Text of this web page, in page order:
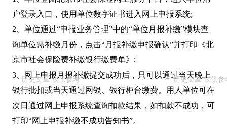
户登录入口，使用单位数字证书进入网上申报系统;
2、单位通过“申报业务管理”中的“单位月报补缴”模块查
询单位需补缴月份，点击“月报补缴申报确认”并打印《北
京市社会保险费补缴银行缴费单》;
3、网上申报月报补缴提交成功后，只可以通过当天晚上
银行批扣或当天通过网银、银行柜台缴费。用人单位可在
次日通过网上申报系统查询扣款结果，如扣款不成功，可
打印“网上申报补缴不成功告知书”。